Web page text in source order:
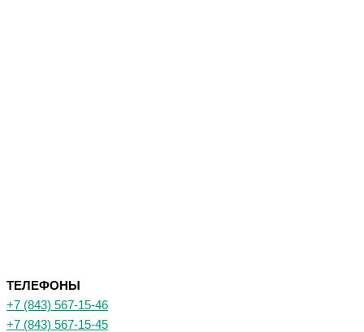
ТЕЛЕФОНЫ
+7 (843) 567-15-46
+7 (843) 567-15-45